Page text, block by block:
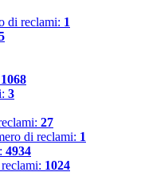
di reclami: 1
1068
3
27
di reclami: 1
4934
1024